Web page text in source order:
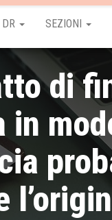
DR SEZIONI
di